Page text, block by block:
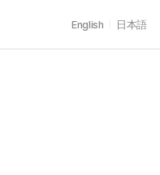
English 日本語